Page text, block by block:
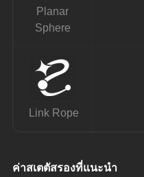
Sphere
Link Rope
ค่าสเตตัสรองที่แนะนำ